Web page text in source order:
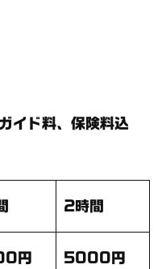
イド料、保険料込
2時間
円 5000円